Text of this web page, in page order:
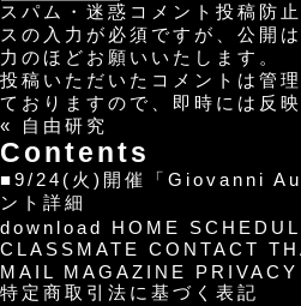
スパム・迷惑コメント投稿防
スの入力が必須ですが、公開
力のほどお願いいたします。
投稿いただいたコメントは管
ておりますので、即時には反
«
自由研究
Contents
■9/24(火)開催「Giovanni
ント詳細
download
HOME
CLASSMATE
CONTACT
MAIL MAGAZINE
特定商取引法に基づく表記